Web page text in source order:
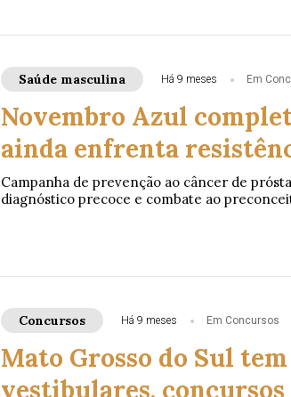
Saúde masculina Há 9 meses Em
Novembro Azul
ainda enfrenta
Campanha de prevenção ao câncer de
diagnóstico precoce e combate ao
Concursos Há 9 meses Em Concursos
Mato Grosso do Sul
vestibulares, concursos